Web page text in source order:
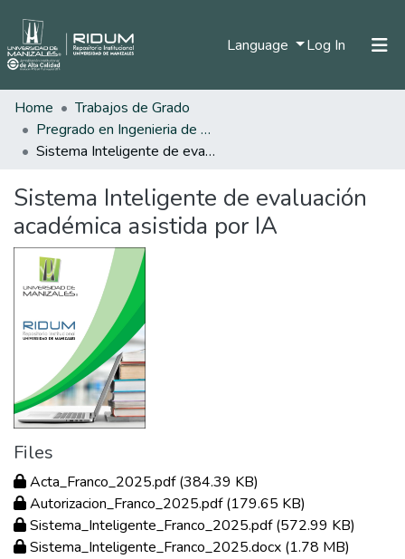
Language Log In (current)
Home
Trabajos de Grado
Pregrado en Ingenieria de Sistemas y Telecomunicaciones
Sistema Inteligente de evaluación académica asistida por IA
Sistema Inteligente de evaluación
académica asistida por IA
Files
Acta_Franco_2025.pdf(384.39 KB)
Autorizacion_Franco_2025.pdf(179.65 KB)
Sistema_Inteligente_Franco_2025.pdf(572.99 KB)
Sistema_Inteligente_Franco_2025.docx (1.78 MB)